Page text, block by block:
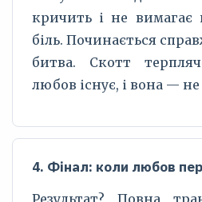
кричить і не вимагає
біль. Починається
битва. Скотт
любов існує, і вона — не
4. Фінал: коли любов
Результат? Повна